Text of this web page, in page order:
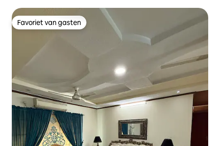
Favoriet van gasten
Favoriet van gasten